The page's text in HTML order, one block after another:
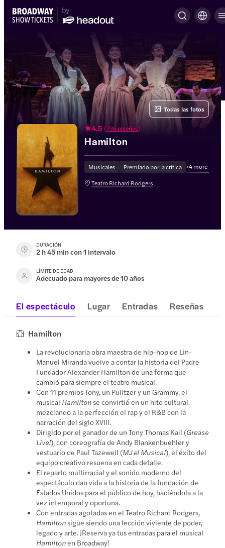
4.5 (736 reseñas)
Hamilton
Musicales Premiado por la crítica +4more
Teatro Richard Rodgers
Todas las fotos
DURACIÓN
2 h 45 min con 1 intervalo
LÍMITE DE EDAD
Adecuado para mayores de 10 años
El espectáculo Lugar Entradas Reseñas
Hamilton
La revolucionaria obra maestra de hip-hop de Lin-
Manuel Miranda vuelve a contar la historia del Padre
Fundador Alexander Hamilton de una forma que
cambió para siempre el teatro musical.
Con 11 premios Tony, un Pulitzer y un Grammy, el
musical Hamiltonse convirtió en un hito cultural,
mezclando a la perfección el rap y el R&B con la
narración del siglo XVIII.
Dirigido por el ganador de un Tony Thomas Kail (Grease
Live!), con coreografía de Andy Blankenbuehler y
vestuario de Paul Tazewell (MJ el Musical), el éxito del
equipo creativo resuena en cada detalle.
El reparto multirracial y el sonido moderno del
espectáculo dan vida a la historia de la fundación de
Estados Unidos para el público de hoy, haciéndola a la
vez intemporal y oportuna.
Con entradas agotadas en el Teatro Richard Rodgers,
Hamiltonsigue siendo una lección viviente de poder,
legado y arte. ¡Reserva ya tus entradas para el musical
Hamiltonen Broadway!